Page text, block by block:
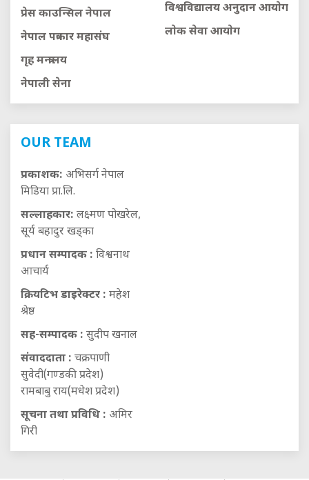
प्रेस काउन्सिल नेपाल
नेपाल पत्रकार महासंघ
गृह मन्त्रालय
नेपाली सेना
विश्वविद्यालय अनुदान आयाेग
लाेक सेवा आयाेग
OUR TEAM
प्रकाशक: अभिसर्ग नेपाल
मिडिया प्रा.लि.
सल्लाहकार: लक्ष्मण पोखरेल,
सूर्य बहादुर खड्का
प्रधान सम्पादक : विश्वनाथ
आचार्य
क्रियटिभ डाइरेक्टर : महेश
श्रेष्ठ
सह-सम्पादक : सुदीप खनाल
संवाददाता : चक्रपाणी
सुवेदी(गण्डकी प्रदेश)
रामबाबु राय(मधेश प्रदेश)
सूचना तथा प्रविधि : अमिर
गिरी